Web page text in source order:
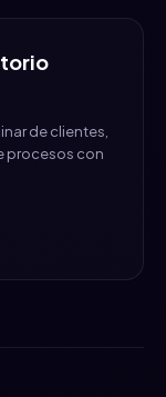
de clientes,
procesos con